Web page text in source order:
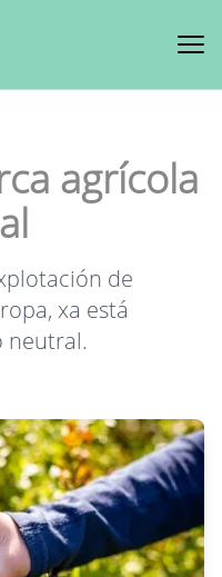
hoxe!
agrícola
de
xa está
neutral.